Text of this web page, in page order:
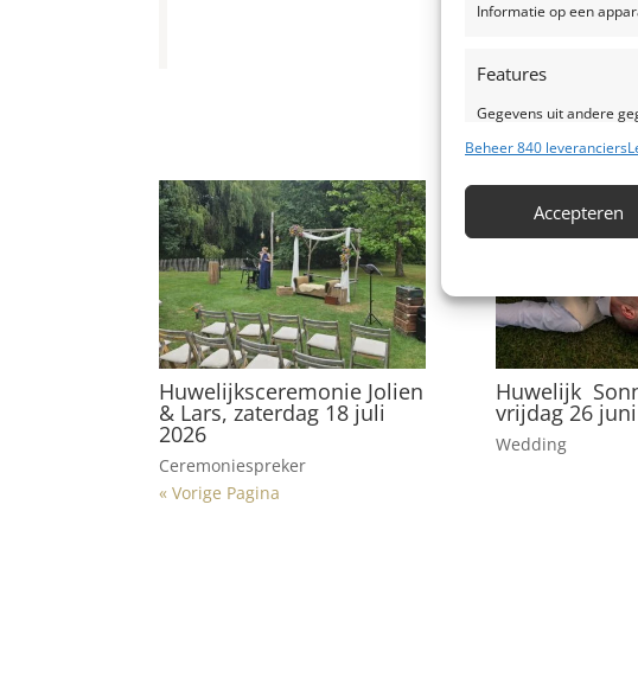
Informatie op een
Features
Gegevens uit andere
Verschillende
Zorg dragen voor
fouten opsporen,
Beheer 840 leveranciers
Accepteren
Huwelijksceremonie Jolien
& Lars, zaterdag 18 juli
2026
Ceremoniespreker
Huwelijk
vrijdag 26
Wedding
« Vorige Pagina